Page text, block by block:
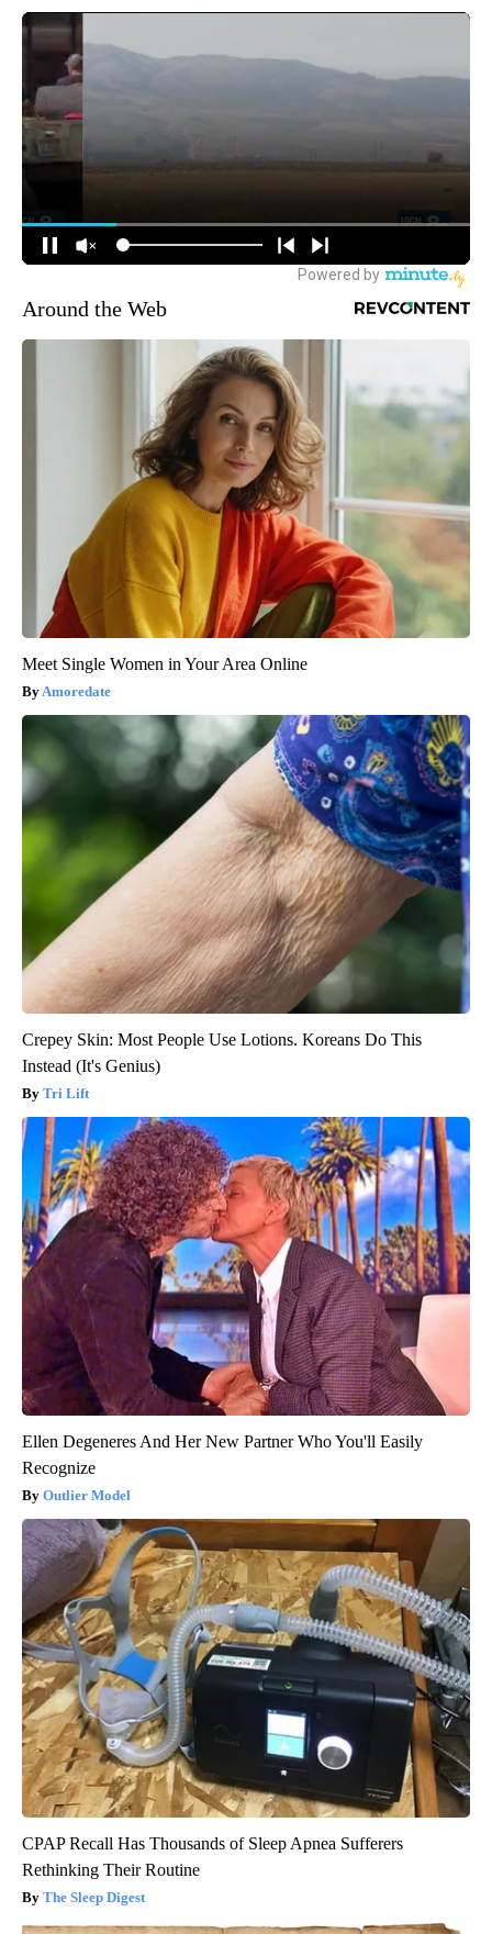
Around the Web
Meet Single Women in Your Area Online
Amoredate
Crepey Skin: Most People Use Lotions. Koreans Do This
Instead (It's Genius)
Tri Lift
Ellen Degeneres And Her New Partner Who You'll Easily
Recognize
Outlier Model
CPAP Recall Has Thousands of Sleep Apnea Sufferers
Rethinking Their Routine
The Sleep Digest